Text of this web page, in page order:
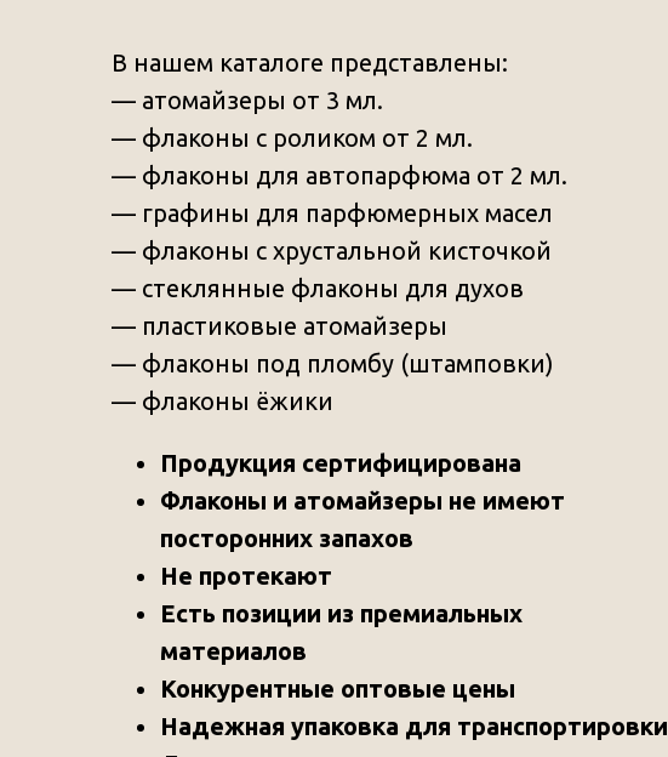
В нашем каталоге представлены:
— атомайзеры от 3 мл.
— флаконы с роликом от 2 мл.
— флаконы для автопарфюма от 2 мл.
— графины для парфюмерных масел
— флаконы с хрустальной кисточкой
— стеклянные флаконы для духов
— пластиковые атомайзеры
— флаконы под пломбу (штамповки)
— флаконы ёжики
Продукция сертифицирована
Флаконы и атомайзеры не имеют
посторонних запахов
Не протекают
Есть позиции из премиальных
материалов
Конкурентные оптовые цены
Надежная упаковка для транспортировки